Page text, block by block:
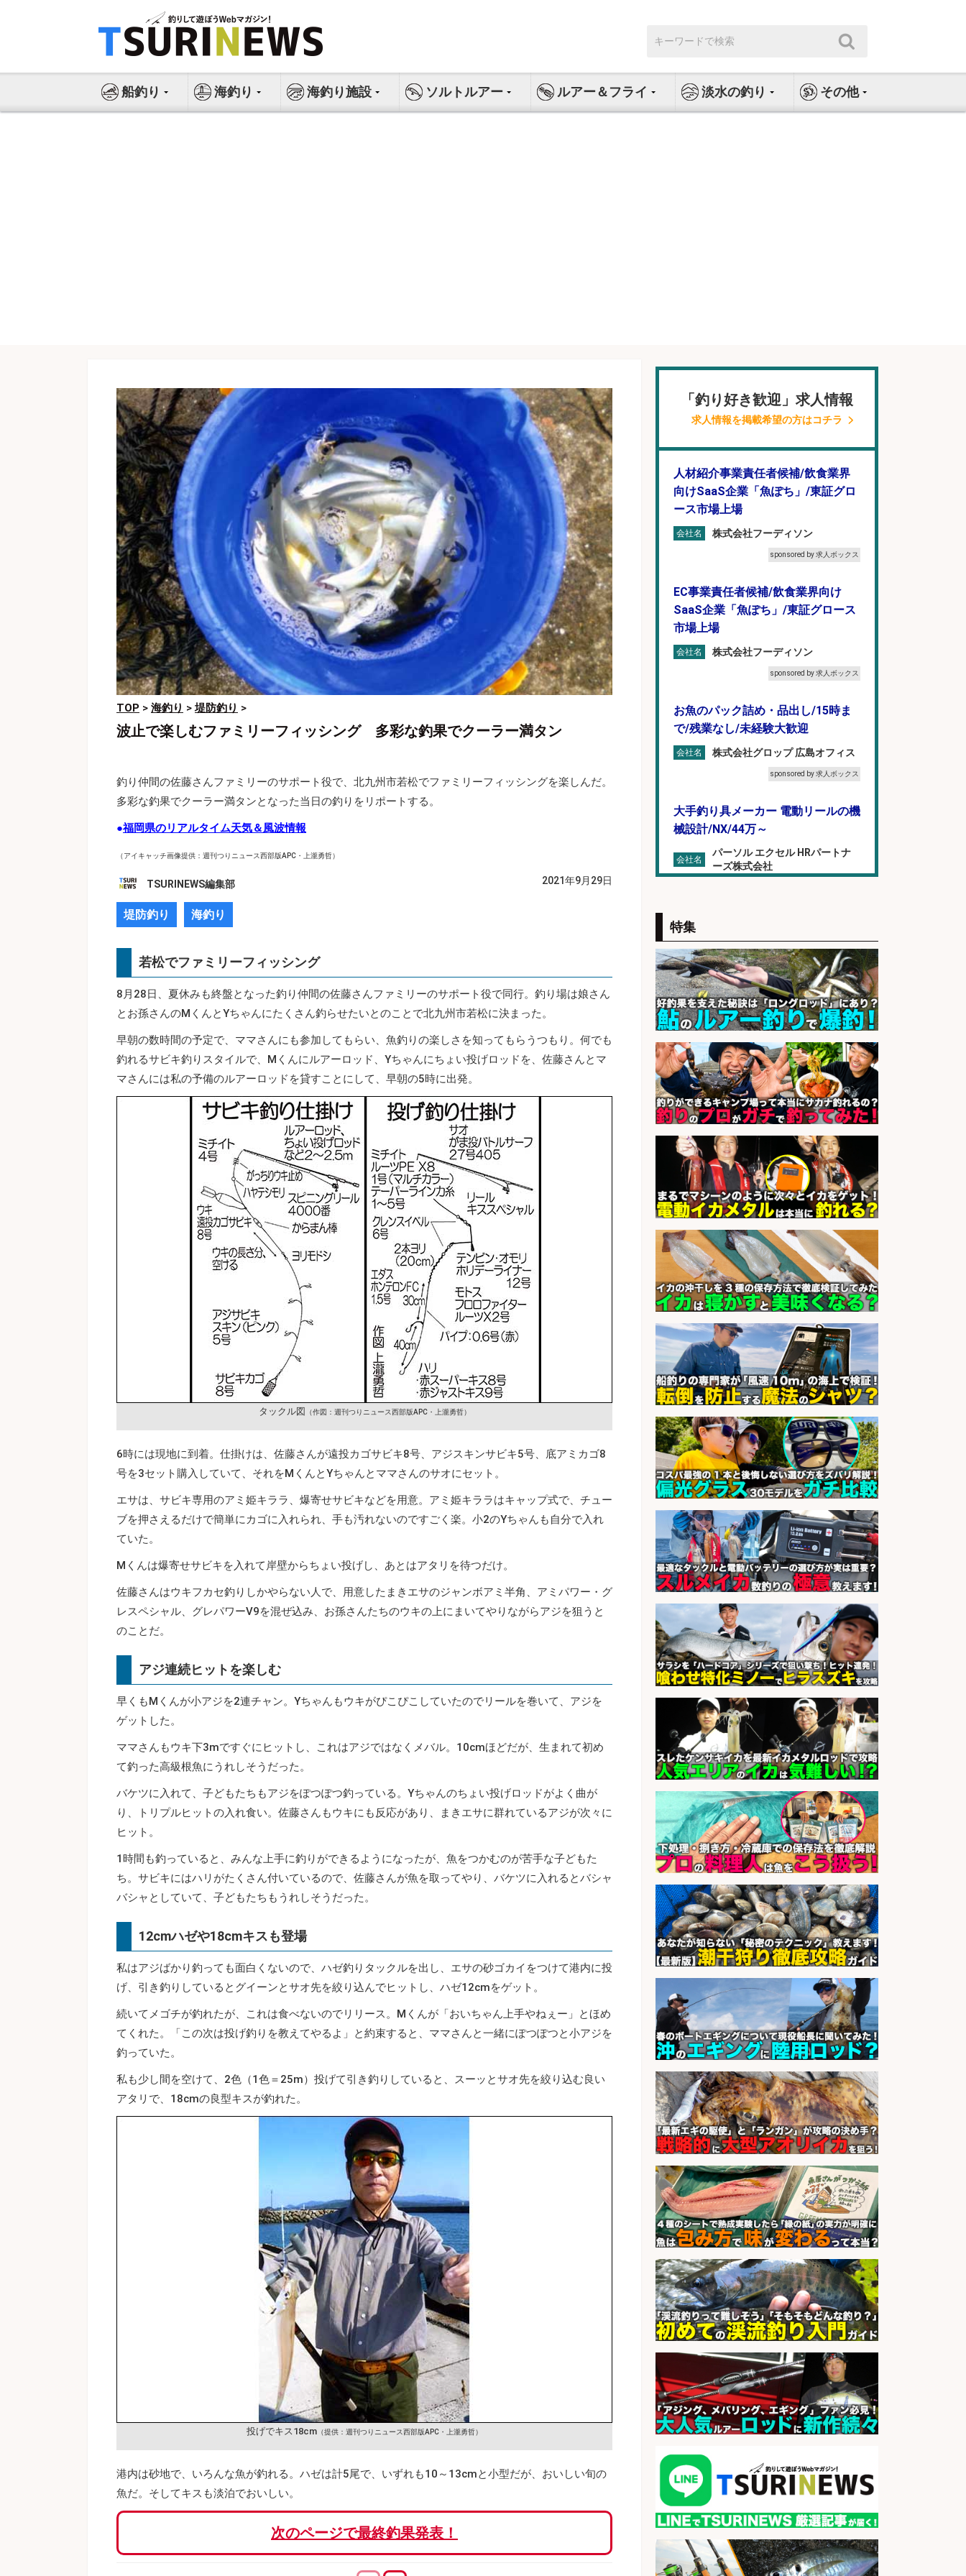
ス
索:
船釣り 海釣り 海釣り施設 ソルトルアー ルアー＆フライ 淡水の釣り その他
TOP > 海釣り >堤防釣り >
波止で楽しむファミリーフィッシング 多彩な釣果でクーラー満タン
釣り仲間の佐藤さんファミリーのサポート役で、北九州市若松でファミリーフィッシングを楽しんだ。
多彩な釣果でクーラー満タンとなった当日の釣りをリポートする。
●福岡県のリアルタイム天気＆風波情報
（アイキャッチ画像提供：週刊つりニュース西部版APC・上瀧勇哲）
TSURINEWS編集部 2021年9月29日
堤防釣り 海釣り
若松でファミリーフィッシング
8月28日、夏休みも終盤となった釣り仲間の佐藤さんファミリーのサポート役で同行。釣り場は娘さん
とお孫さんのMくんとYちゃんにたくさん釣らせたいとのことで北九州市若松に決まった。
早朝の数時間の予定で、ママさんにも参加してもらい、魚釣りの楽しさを知ってもらうつもり。何でも
釣れるサビキ釣りスタイルで、Mくんにルアーロッド、Yちゃんにちょい投げロッドを、佐藤さんとマ
マさんには私の予備のルアーロッドを貸すことにして、早朝の5時に出発。
タックル図 （作図：週刊つりニュース西部版APC・上瀧勇哲）
6時には現地に到着。仕掛けは、佐藤さんが遠投カゴサビキ8号、アジスキンサビキ5号、底アミカゴ8
号を3セット購入していて、それをMくんとYちゃんとママさんのサオにセット。
エサは、サビキ専用のアミ姫キララ、爆寄せサビキなどを用意。アミ姫キララはキャップ式で、チュー
ブを押さえるだけで簡単にカゴに入れられ、手も汚れないのですごく楽。小2のYちゃんも自分で入れ
ていた。
Mくんは爆寄せサビキを入れて岸壁からちょい投げし、あとはアタリを待つだけ。
佐藤さんはウキフカセ釣りしかやらない人で、用意したまきエサのジャンボアミ半角、アミパワー・グ
レスペシャル、グレパワーV9を混ぜ込み、お孫さんたちのウキの上にまいてやりながらアジを狙うと
のことだ。
アジ連続ヒットを楽しむ
早くもMくんが小アジを2連チャン。Yちゃんもウキがぴこぴこしていたのでリールを巻いて、アジを
ゲットした。
ママさんもウキ下3mですぐにヒットし、これはアジではなくメバル。10cmほどだが、生まれて初め
て釣った高級根魚にうれしそうだった。
バケツに入れて、子どもたちもアジをぽつぽつ釣っている。Yちゃんのちょい投げロッドがよく曲が
り、トリプルヒットの入れ食い。佐藤さんもウキにも反応があり、まきエサに群れているアジが次々に
ヒット。
1時間も釣っていると、みんな上手に釣りができるようになったが、魚をつかむのが苦手な子どもた
ち。サビキにはハリがたくさん付いているので、佐藤さんが魚を取ってやり、バケツに入れるとバシャ
バシャとしていて、子どもたちもうれしそうだった。
12cmハゼや18cmキスも登場
私はアジばかり釣っても面白くないので、ハゼ釣りタックルを出し、エサの砂ゴカイをつけて港内に投
げ、引き釣りしているとグイーンとサオ先を絞り込んでヒットし、ハゼ12cmをゲット。
続いてメゴチが釣れたが、これは食べないのでリリース。Mくんが「おいちゃん上手やねぇー」とほめ
てくれた。「この次は投げ釣りを教えてやるよ」と約束すると、ママさんと一緒にぽつぽつと小アジを
釣っていた。
私も少し間を空けて、2色（1色＝25m）投げて引き釣りしていると、スーッとサオ先を絞り込む良い
アタリで、18cmの良型キスが釣れた。
投げでキス18cm （提供：週刊つりニュース西部版APC・上瀧勇哲）
港内は砂地で、いろんな魚が釣れる。ハゼは計5尾で、いずれも10～13cmと小型だが、おいしい旬の
魚だ。そしてキスも淡泊でおいしい。
次のページで最終釣果発表！
「釣り好き歓迎」求人情報
求人情報を掲載希望の方はコチラ
人材紹介事業責任者候補/飲食業界
向けSaaS企業「魚ぽち」/東証グロ
ース市場上場
会社名 株式会社フーディソン
sponsored by 求人ボックス
EC事業責任者候補/飲食業界向け
SaaS企業「魚ぽち」/東証グロース
市場上場
会社名 株式会社フーディソン
sponsored by 求人ボックス
お魚のパック詰め・品出し/15時ま
で/残業なし/未経験大歓迎
会社名 株式会社グロップ 広島オフィス
sponsored by 求人ボックス
大手釣り具メーカー 電動リールの機
械設計/NX/44万～
会社名
パーソル エクセル HRパートナ
ーズ株式会社
レジカウンター/夕方勤務で時給UP
お釣りの計算不要の簡単レジ1日2時
間
会社名 オーケー株式会社
sponsored by 求人ボックス
レジカウンター/お釣りの計算不要
の簡単レジ 未経験も安心の研修あり
1日2h
会社名 オーケー株式会社
sponsored by 求人ボックス
レジカウンター/お釣りの計算不要
の簡単レジ 未経験も安心の研修あり
1日2h
オーケー株式会社
sponsored by 求人ボックス
レジカウンター/夕方勤務で時給UP
お釣りの計算不要の簡単レジ1日2時
間
会社名 オーケー株式会社
sponsored by 求人ボックス
レジカウンター/お釣りの計算不要
の簡単レジ 未経験も安心の研修あり
1日2h
会社名 オーケー株式会社
sponsored by 求人ボックス
レジカウンター/夕方勤務で時給UP
お釣りの計算不要の簡単レジ1日2時
間
会社名 オーケー株式会社
さらに求人情報を見る
特集